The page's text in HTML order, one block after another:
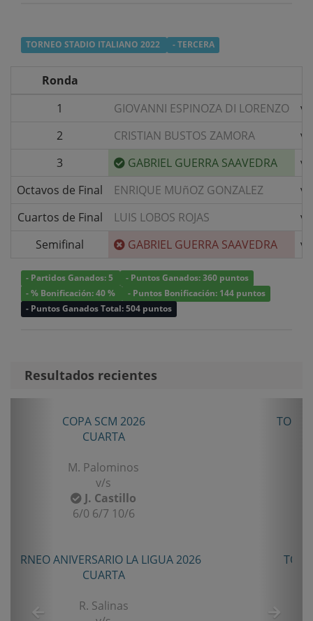
TORNEO STADIO ITALIANO 2022 - TERCERA
Ronda
1
GIOVANNI ESPINOZA DI LORENZO
v/
2
CRISTIAN BUSTOS ZAMORA
v/
3
GABRIEL GUERRA SAAVEDRA
v/
Octavos de Final
ENRIQUE MUñOZ GONZALEZ
v/
Cuartos de Final
LUIS LOBOS ROJAS
v/
Semifinal
GABRIEL GUERRA SAAVEDRA v/
- Partidos Ganados: 5
- Puntos Ganados: 360 puntos
- % Bonificación: 40 %
- Puntos Bonificación: 144 puntos
- Puntos Ganados Total: 504 puntos
Resultados recientes
TORNEO ANIVERSARIO LA LIGUA 2026
SENIOR TERCERA
B. Castillo
F. Gomez
6/2 7/5
TORNEO TENIS TOUR QUINTA 2026
PRIMERA
E. Castro